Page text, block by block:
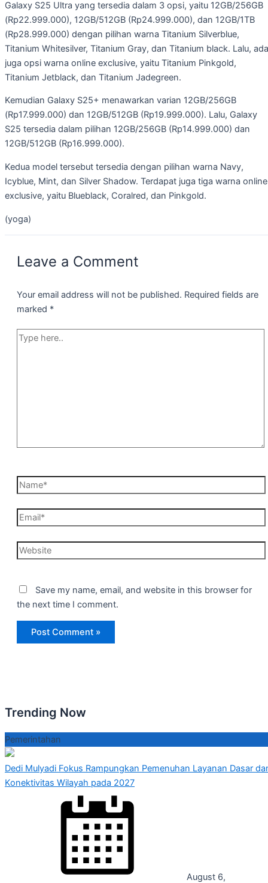
Galaxy S25 Ultra yang tersedia dalam 3 opsi, yaitu 12GB/256GB
(Rp22.999.000), 12GB/512GB (Rp24.999.000), dan 12GB/1TB
(Rp28.999.000) dengan pilihan warna Titanium Silverblue,
Titanium Whitesilver, Titanium Gray, dan Titanium black. Lalu, ada
juga opsi warna online exclusive, yaitu Titanium Pinkgold,
Titanium Jetblack, dan Titanium Jadegreen.
Kemudian Galaxy S25+ menawarkan varian 12GB/256GB
(Rp17.999.000) dan 12GB/512GB (Rp19.999.000). Lalu, Galaxy
S25 tersedia dalam pilihan 12GB/256GB (Rp14.999.000) dan
12GB/512GB (Rp16.999.000).
Kedua model tersebut tersedia dengan pilihan warna Navy,
Icyblue, Mint, dan Silver Shadow. Terdapat juga tiga warna online
exclusive, yaitu Blueblack, Coralred, dan Pinkgold.
(yoga)
Leave a Comment
Your email address will not be published. Required fields are
marked *
Type
Name*
Email*
Website
Save my name, email, and website in this browser for
the next time I comment.
Trending Now
Pemerintahan
Dedi Mulyadi Fokus Rampungkan Pemenuhan Layanan Dasar
Konektivitas Wilayah pada 2027
August 6,